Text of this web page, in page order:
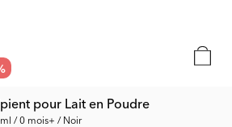
pour Lait en Poudre
/ 0 mois+ / Noir